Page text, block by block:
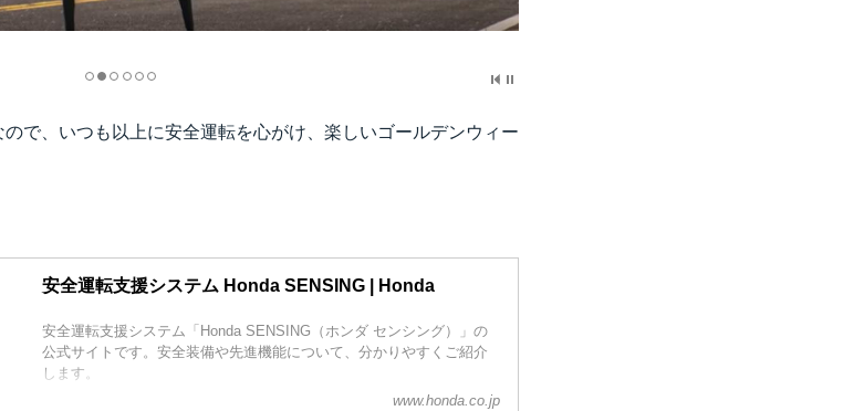
で、いつも以上に安全運転を心がけ、楽しいゴールデンウィー
安全運転支援システム Honda SENSING | Honda
安全運転支援システム「Honda SENSING（ホンダ センシング）」の
公式サイトです。安全装備や先進機能について、分かりやすくご紹介
します。
www.honda.co.jp